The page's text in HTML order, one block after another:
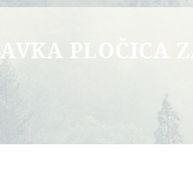
PLOČICA ZA